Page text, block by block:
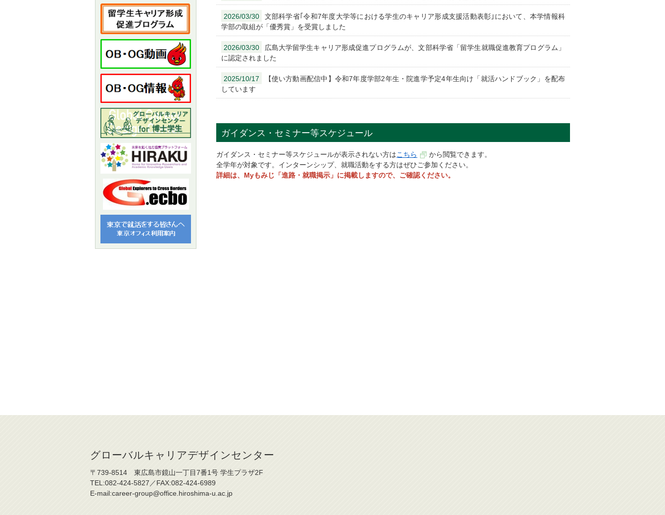
2026/03/30
文部科学省｢令和7年度大学等における学生のキャリア形成支援活動表彰｣において、本学情報科
学部の取組が「優秀賞」を受賞しました
2026/03/30
広島大学留学生キャリア形成促進プログラムが、文部科学省「留学生就職促進教育プログラム」
に認定されました
2025/10/17
【使い方動画配信中】令和7年度学部2年生・院進学予定4年生向け「就活ハンドブック」を配布
しています
ガイダンス・セミナー等スケジュール
ガイダンス・セミナー等スケジュールが表示されない方はこちら
から閲覧できます。
全学年が対象です。インターンシップ、就職活動をする方はぜひご参加ください。
詳細は、Myもみじ「進路・​就職掲示」に掲載しますので、ご確認ください。
グローバルキャリアデザインセンター
〒739-8514 東広島市鏡山一丁目7番1号 学生プラザ2F
TEL:082-424-5827／FAX:082-424-6989
E-mail:career-group@office.hiroshima-u.ac.jp